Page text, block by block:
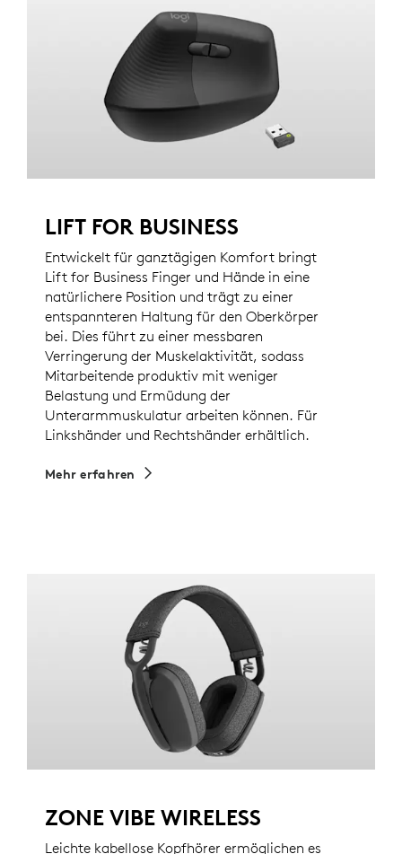
LIFT FOR BUSINESS
Entwickelt für ganztägigen Komfort bringt
Lift for Business Finger und Hände in eine
natürlichere Position und trägt zu einer
entspannteren Haltung für den Oberkörper
bei. Dies führt zu einer messbaren
Verringerung der Muskelaktivität, sodass
Mitarbeitende produktiv mit weniger
Belastung und Ermüdung der
Unterarmmuskulatur arbeiten können. Für
Linkshänder und Rechtshänder erhältlich.
Mehr erfahren
ZONE VIBE WIRELESS
Leichte kabellose Kopfhörer ermöglichen es